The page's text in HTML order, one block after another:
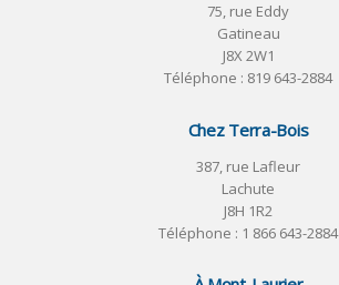
75, rue Eddy
Gatineau
J8X 2W1
Téléphone : 819 643-2884
Chez Terra-Bois
387, rue Lafleur
Lachute
J8H 1R2
Téléphone : 1 866 643-2884